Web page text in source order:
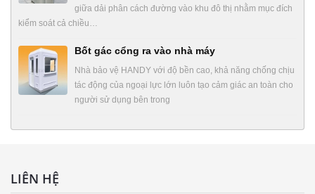
giữa dải phân cách đường vào khu đô thị nhằm mục đích
kiểm soát cả chiều…
Bốt gác cổng ra vào nhà máy
Nhà bảo vệ HANDY với độ bền cao, khả năng chống chịu
tác động của ngoại lực lớn luôn tạo cảm giác an toàn cho
người sử dụng bên trong
LIÊN HỆ